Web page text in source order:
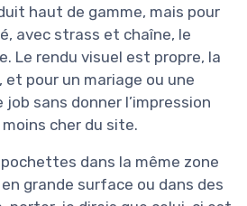
haut de gamme, mais pour
avec strass et chaîne, le
Le rendu visuel est propre, la
pour un mariage ou une
sans donner l’impression
cher du site.
pochettes dans la même zone
grande surface ou dans des